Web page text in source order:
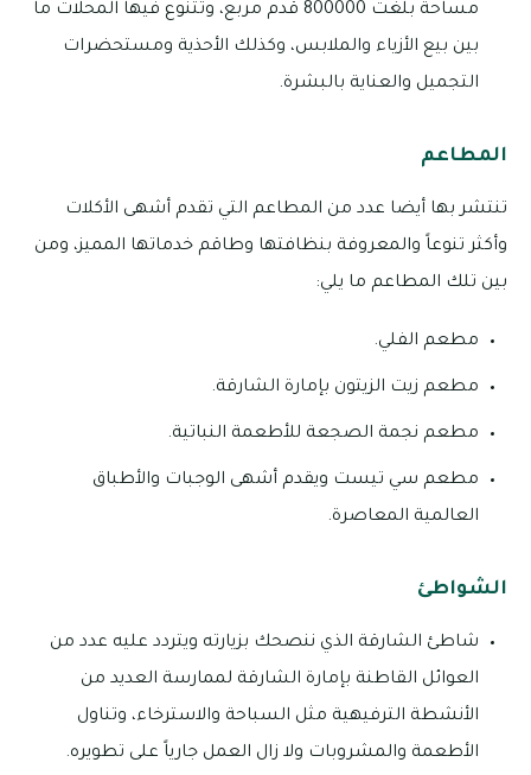
مساحة بلغت 800000 قدم مربع، وتتنوع فيها المحلات ما
بين بيع الأزياء والملابس، وكذلك الأحذية ومستحضرات
التجميل والعناية بالبشرة.
المطاعم
تنتشر بها أيضا عدد من المطاعم التي تقدم أشهى الأكلات
وأكثر تنوعاً والمعروفة بنظافتها وطاقم خدماتها المميز، ومن
بين تلك المطاعم ما يلي:
مطعم الفلي.
مطعم زيت الزيتون بإمارة الشارقة.
مطعم نجمة الصجعة للأطعمة النباتية.
مطعم سي تيست ويقدم أشهى الوجبات والأطباق
العالمية المعاصرة.
الشواطئ
شاطئ الشارقة الذي ننصحك بزيارته ويتردد عليه عدد من
العوائل القاطنة بإمارة الشارقة لممارسة العديد من
الأنشطة الترفيهية مثل السباحة والاسترخاء، وتناول
الأطعمة والمشروبات ولا زال العمل جارياً على تطويره.